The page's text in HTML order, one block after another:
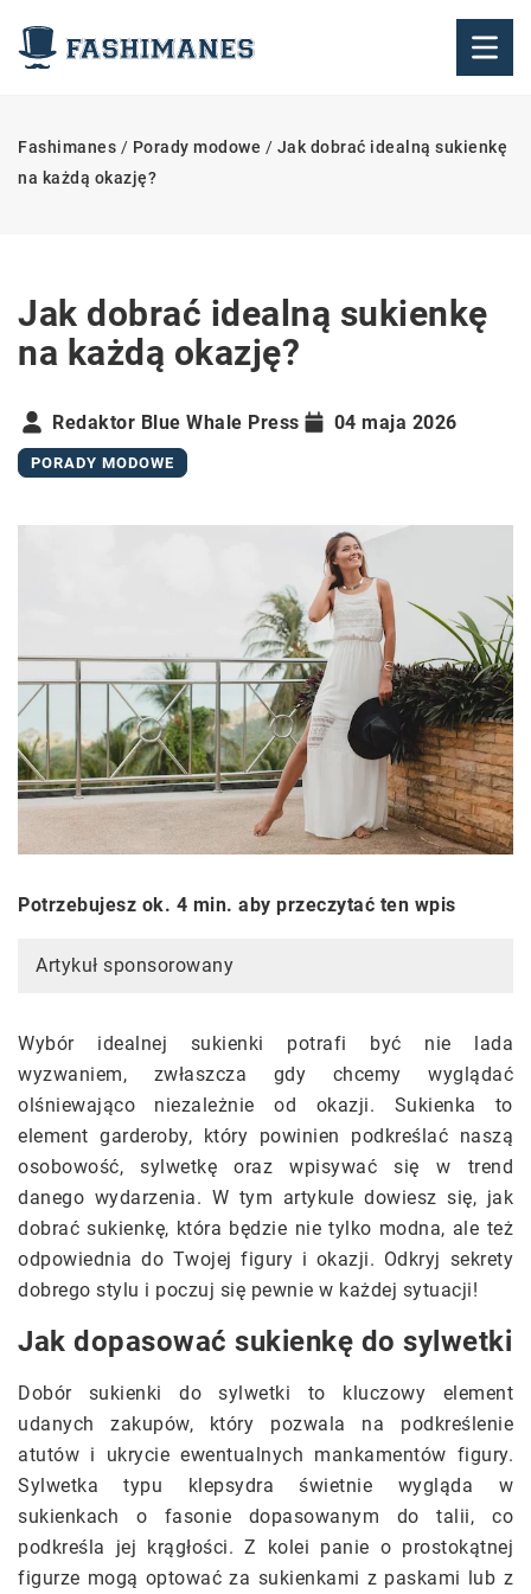
Fashimanes / Porady modowe / Jak dobrać idealną sukienkę
na każdą okazję?
Jak dobrać idealną sukienkę
na każdą okazję?
Redaktor Blue Whale Press 04 maja 2026
PORADY MODOWE
Potrzebujesz ok. 4 min. aby przeczytać ten wpis
Artykuł sponsorowany
Wybór idealnej sukienki potrafi być nie lada
wyzwaniem, zwłaszcza gdy chcemy wyglądać
olśniewająco niezależnie od okazji. Sukienka to
element garderoby, który powinien podkreślać naszą
osobowość, sylwetkę oraz wpisywać się w trend
danego wydarzenia. W tym artykule dowiesz się, jak
dobrać sukienkę, która będzie nie tylko modna, ale też
odpowiednia do Twojej figury i okazji. Odkryj sekrety
dobrego stylu i poczuj się pewnie w każdej sytuacji!
Jak dopasować sukienkę do sylwetki
Dobór sukienki do sylwetki to kluczowy element
udanych zakupów, który pozwala na podkreślenie
atutów i ukrycie ewentualnych mankamentów figury.
Sylwetka typu klepsydra świetnie wygląda w
sukienkach o fasonie dopasowanym do talii, co
podkreśla jej krągłości. Z kolei panie o prostokątnej
figurze mogą optować za sukienkami z paskami lub z